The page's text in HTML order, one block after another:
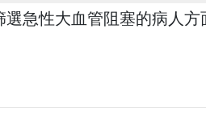
急性大血管阻塞的病人方